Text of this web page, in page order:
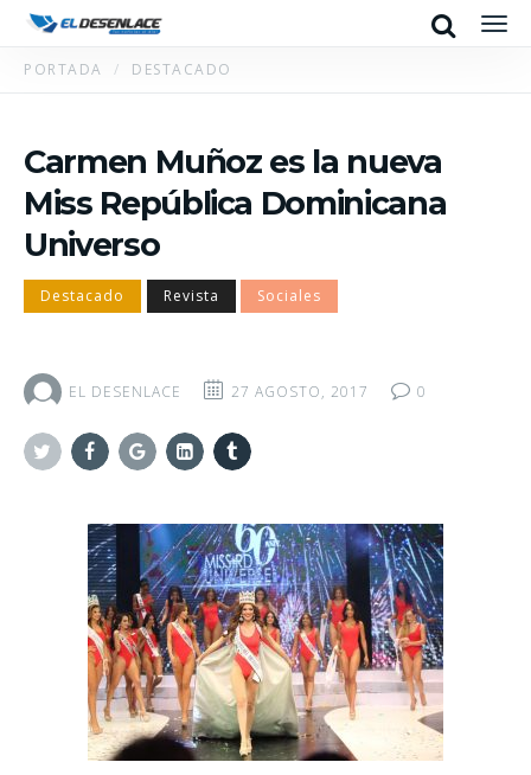
Search
PORTADA DESTACADO
Carmen Muñoz es la nueva
Miss República Dominicana
Universo
Destacado Revista Sociales
EL DESENLACE 27 AGOSTO, 2017 0